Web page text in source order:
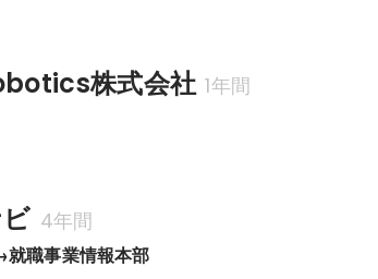
株式会社 1年間
4年間
職事業情報本部